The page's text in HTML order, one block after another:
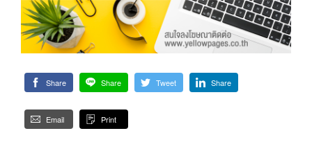
Share Share Tweet Share
Email Print